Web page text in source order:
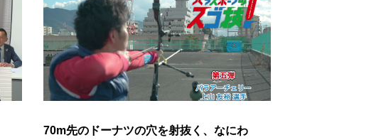
70m先のドーナツの穴を射抜く、なにわ